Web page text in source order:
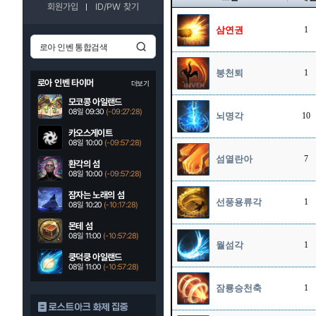
회원가입 ID/PW 찾기
로아 인벤 타이머 더보기
모코콩 아일랜드
08일 09:30 (-09:27:27)
카오스게이트
08일 10:00 (-09:57:27)
환각의 섬
08일 10:00 (-09:57:27)
잠자는 노래의 섬
08일 10:20 (-10:17:27)
몬테 섬
08일 11:00 (-10:57:27)
쿵덕쿵 아일랜드
08일 11:00 (-10:57:27)
로스트아크 화제 집중
삼연권 1
붕천퇴 1
뇌명각 10
섬열란아 7
선풍용류각 1
월섬각 1
잠룡승천축 1